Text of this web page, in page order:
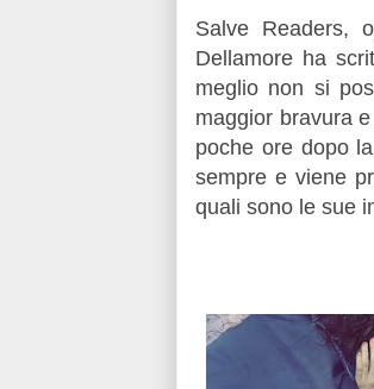
Salve Readers,
Dellamore ha
meglio non si
maggior bravura
poche ore dopo
sempre e viene
quali sono le sue